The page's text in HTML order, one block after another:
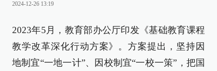
2024-12-26 13:19
2023年5月，教育部办公厅印发《基础教育课程
教学改革深化行动方案》。方案提出，坚持因
地制宜“一地一计”、因校制宜“一校一策”，把国